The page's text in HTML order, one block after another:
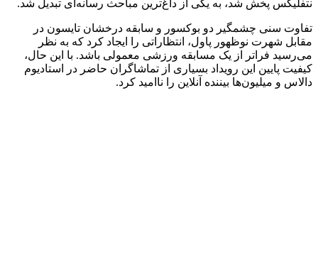
نتفلیکس پخش شد، به یکی از داغ‌ترین مباحث رسانه‌ای تبدیل شد.
تفاوت سنی چشمگیر دو بوکسور و سابقه درخشان تایسون در
مقابل شهرت نوظهور پاول، انتظاراتی را ایجاد کرد که به نظر
می‌رسید فراتر از یک مسابقه ورزشی معمولی باشد. با این حال،
کیفیت پایین این رویداد بسیاری از تماشاگران حاضر در استادیوم
دالاس و میلیون‌ها بیننده آنلاین را ناامید کرد.